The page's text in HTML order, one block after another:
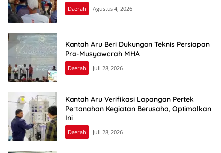
Daerah Agustus 4, 2026
Kantah Aru Beri Dukungan Teknis Persiapan
Pra-Musyawarah MHA
Daerah Juli 28, 2026
Kantah Aru Verifikasi Lapangan Pertek
Pertanahan Kegiatan Berusaha, Optimalkan
Ini
Daerah Juli 28, 2026